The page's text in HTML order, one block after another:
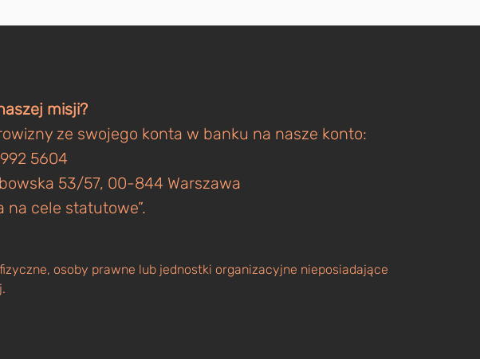
misji?
ze swojego konta w banku na nasze konto:
5604
53/57, 00-844 Warszawa
na cele statutowe”.
osoby prawne lub jednostki organizacyjne nieposiadające